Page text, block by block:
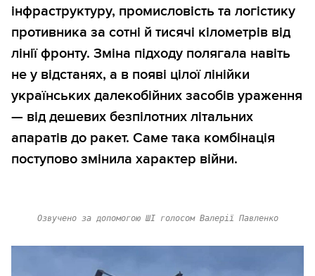
інфраструктуру, промисловість та логістику
противника за сотні й тисячі кілометрів від
лінії фронту. Зміна підходу полягала навіть
не у відстанях, а в появі цілої лінійки
українських далекобійних засобів ураження
— від дешевих безпілотних літальних
апаратів до ракет. Саме така комбінація
поступово змінила характер війни.
Озвучено за допомогою ШІ голосом Валерії Павленко